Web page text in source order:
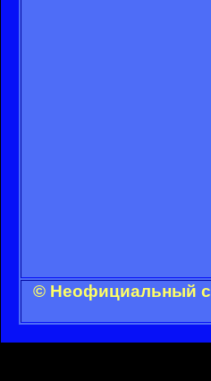
© Неофициальный